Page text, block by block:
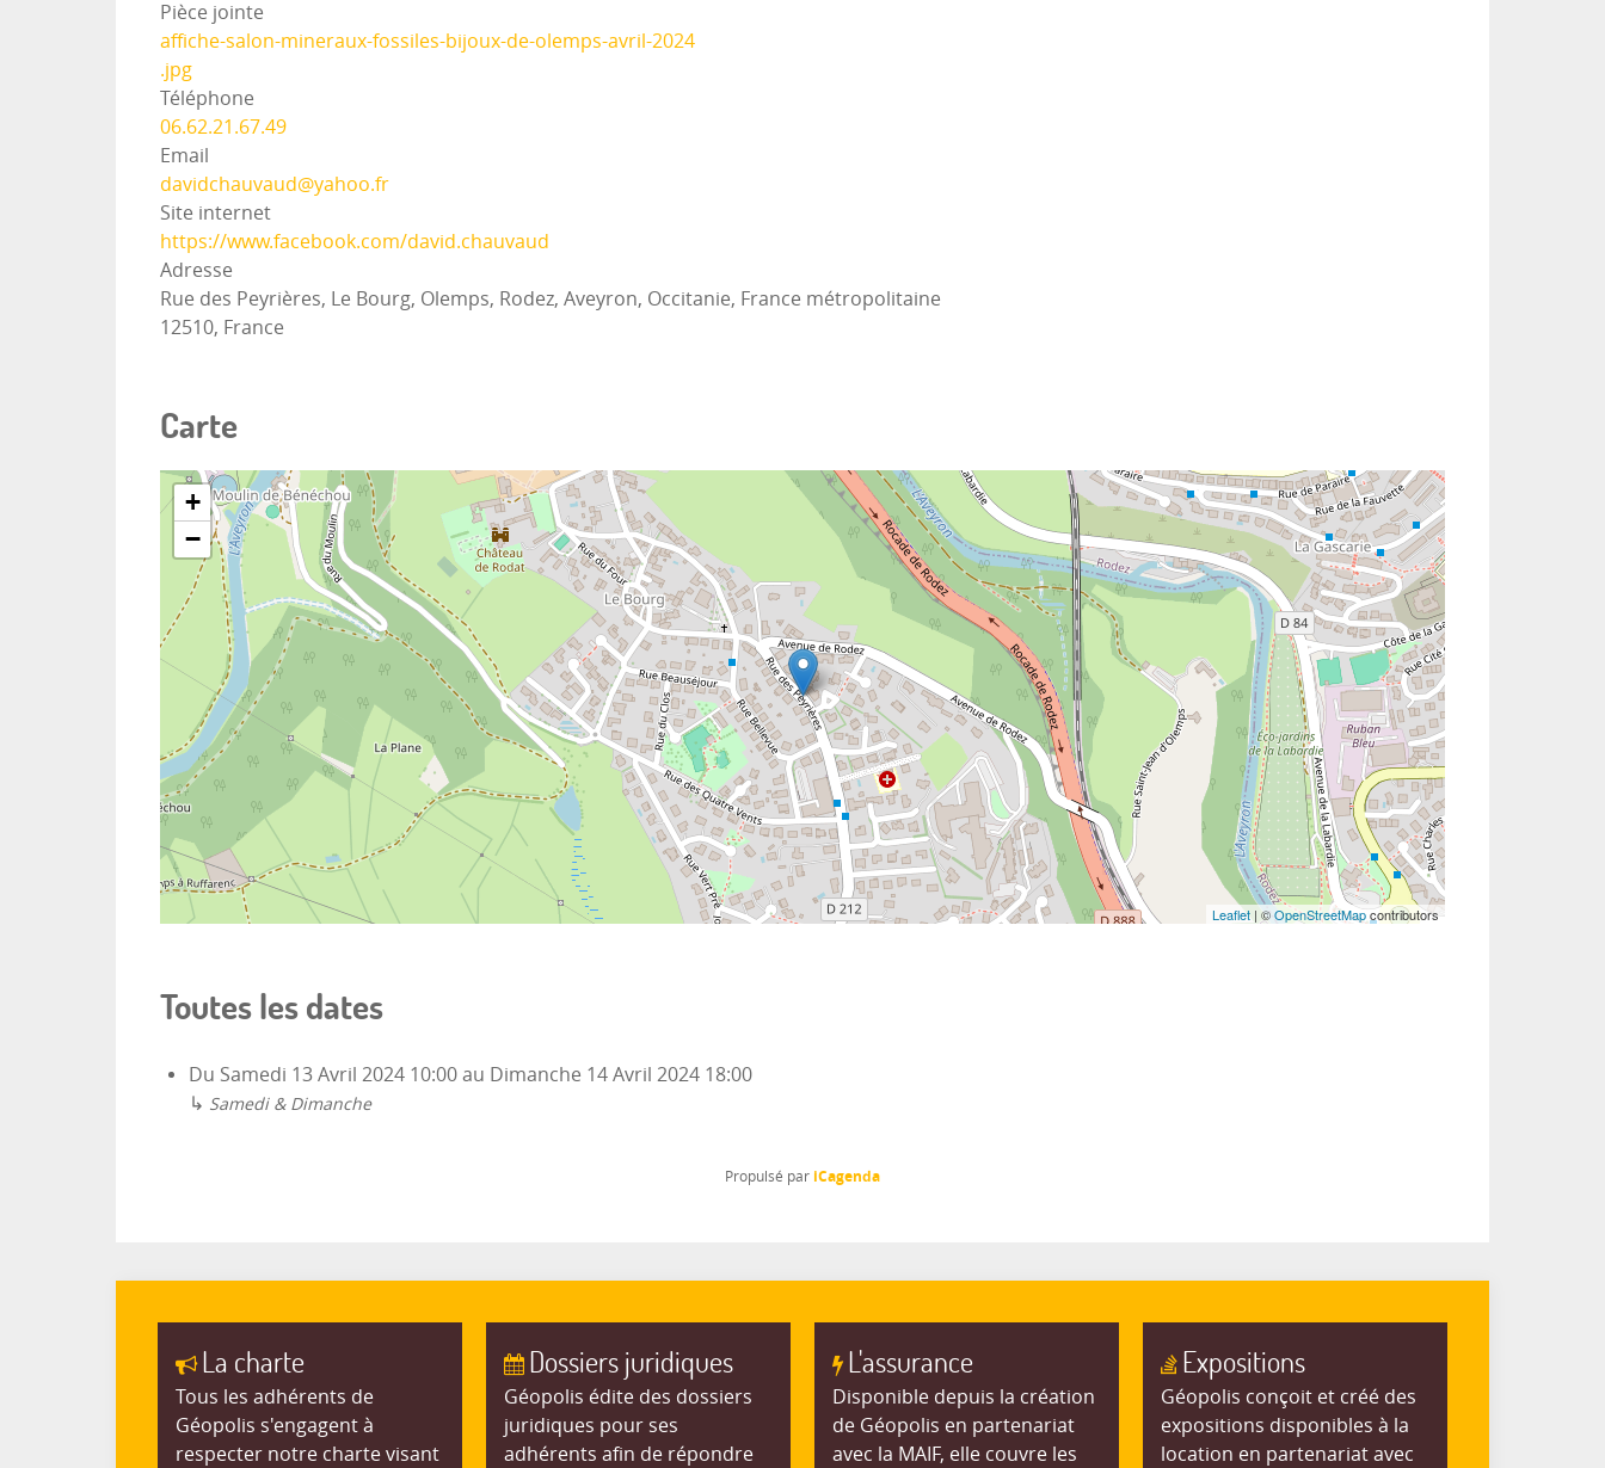
Pièce jointe
affiche-salon-mineraux-fossiles-bijoux-de-olemps-avril-2024
.jpg
Téléphone
06.62.21.67.49
Email
davidchauvaud@yahoo.fr
Site internet
https://www.facebook.com/david.chauvaud
Adresse
Rue des Peyrières, Le Bourg, Olemps, Rodez, Aveyron, Occitanie, France métropolitaine
12510, France
Carte
+
−
Leaflet | ©OpenStreetMapcontributors
Toutes les dates
Du Samedi 13 Avril 2024 10:00 au Dimanche 14 Avril 2024 18:00
↳ Samedi & Dimanche
Propulsé par iCagenda
La charte
Tous les adhérents de
Géopolis s'engagent à
respecter notre charte visant
Dossiers juridiques
Géopolis édite des dossiers
juridiques pour ses
adhérents afin de répondre
L'assurance
Disponible depuis la création
de Géopolis en partenariat
avec la MAIF, elle couvre les
Expositions
Géopolis conçoit et créé des
expositions disponibles à la
location en partenariat avec